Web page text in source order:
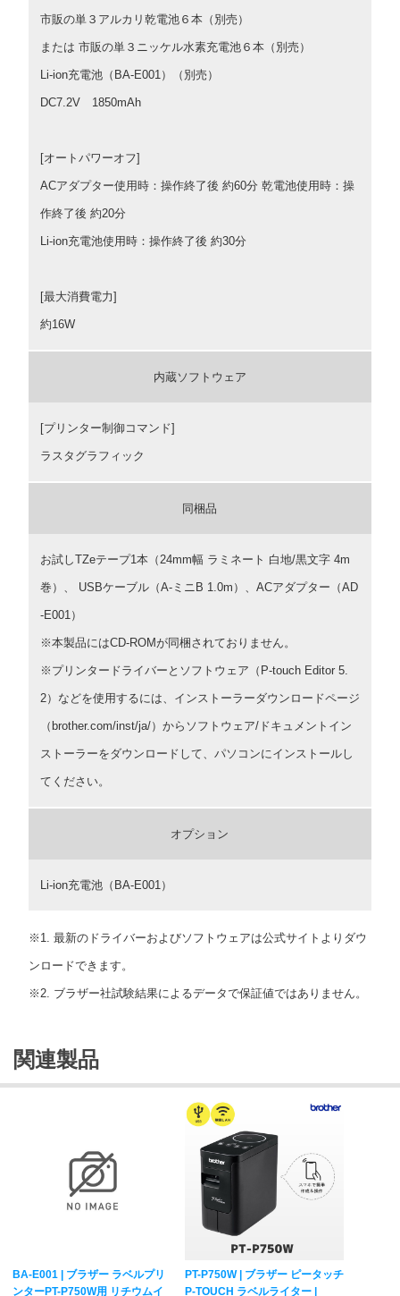
市販の単３アルカリ乾電池６本（別売）
または 市販の単３ニッケル水素充電池６本（別売）
Li-ion充電池（BA-E001）（別売）
DC7.2V 1850mAh
[オートパワーオフ]
ACアダプター使用時：操作終了後 約60分 乾電池使用時：操
作終了後 約20分
Li-ion充電池使用時：操作終了後 約30分
[最大消費電力]
約16W
内蔵ソフトウェア
[プリンター制御コマンド]
ラスタグラフィック
同梱品
お試しTZeテープ1本（24mm幅 ラミネート 白地/黒文字 4m
巻）、 USBケーブル（A-ミニB 1.0m）、ACアダプター（AD
-E001）
※本製品にはCD-ROMが同梱されておりません。
※プリンタードライバーとソフトウェア（P-touch Editor 5.
2）などを使用するには、インストーラーダウンロードページ
（brother.com/inst/ja/）からソフトウェア/ドキュメントイン
ストーラーをダウンロードして、パソコンにインストールし
てください。
オプション
Li-ion充電池（BA-E001）
※1. 最新のドライバーおよびソフトウェアは公式サイトよりダウ
ンロードできます。
※2. ブラザー社試験結果によるデータで保証値ではありません。
関連製品
BA-E001 | ブラザー ラベルプリ
ンターPT-P750W用 リチウムイ
PT-P750W | ブラザー ピータッチ
P-TOUCH ラベルライター |